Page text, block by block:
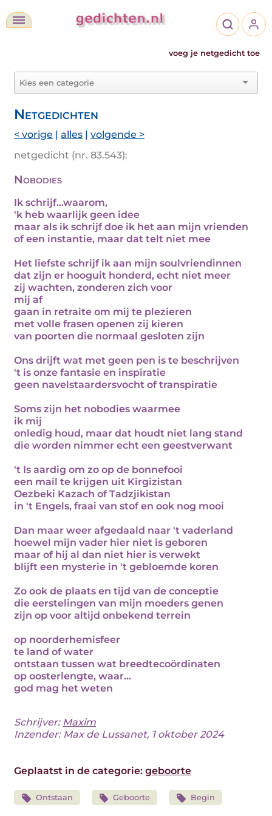
voeg je netgedicht toe
Netgedichten
< vorige | alles | volgende >
netgedicht (nr. 83.543):
Nobodies
Ik schrijf...waarom,
'k heb waarlijk geen idee
maar als ik schrijf doe ik het aan mijn vrienden
of een instantie, maar dat telt niet mee
Het liefste schrijf ik aan mijn soulvriendinnen
dat zijn er hooguit honderd, echt niet meer
zij wachten, zonderen zich voor
mij af
gaan in retraite om mij te plezieren
met volle frasen openen zij kieren
van poorten die normaal gesloten zijn
Ons drijft wat met geen pen is te beschrijven
't is onze fantasie en inspiratie
geen navelstaardersvocht of transpiratie
Soms zijn het nobodies waarmee
ik mij
onledig houd, maar dat houdt niet lang stand
die worden nimmer echt een geestverwant
't Is aardig om zo op de bonnefooi
een mail te krijgen uit Kirgizistan
Oezbeki Kazach of Tadzjikistan
in 't Engels, fraai van stof en ook nog mooi
Dan maar weer afgedaald naar 't vaderland
hoewel mijn vader hier niet is geboren
maar of hij al dan niet hier is verwekt
blijft een mysterie in 't gebloemde koren
Zo ook de plaats en tijd van de conceptie
die eerstelingen van mijn moeders genen
zijn op voor altijd onbekend terrein
op noorderhemisfeer
te land of water
ontstaan tussen wat breedtecoördinaten
op oosterlengte, waar...
god mag het weten
Schrijver: Maxim
Inzender: Max de Lussanet, 1 oktober 2024
Geplaatst in de categorie: geboorte
Ontstaan Geboorte Begin